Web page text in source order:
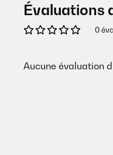
Évaluations
0
Aucune évaluation